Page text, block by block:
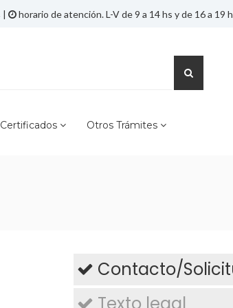
| horario de atención. L-V de 9 a 14 hs y de 16 a 19
Buscar
Certificados Otros Trámites
Contacto/